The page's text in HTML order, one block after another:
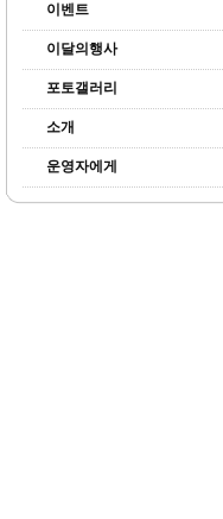
이벤트
이달의행사
포토갤러리
소개
운영자에게